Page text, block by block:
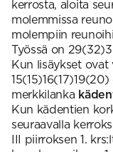
kerrosta, aloita
molemmissa
molempiin
Työssä on
Kun lisäykset
merkkilanka
Kun kädentien
seuraavalla
III piirroksen 1.